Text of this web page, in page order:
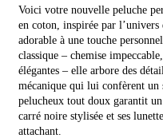
Voici votre nouvelle peluche
en coton, inspirée par
adorable à une touche
classique – chemise
élégantes – elle arbore des
mécanique qui lui confèrent
pelucheux tout doux garantit
carré noire stylisée et ses
attachant.